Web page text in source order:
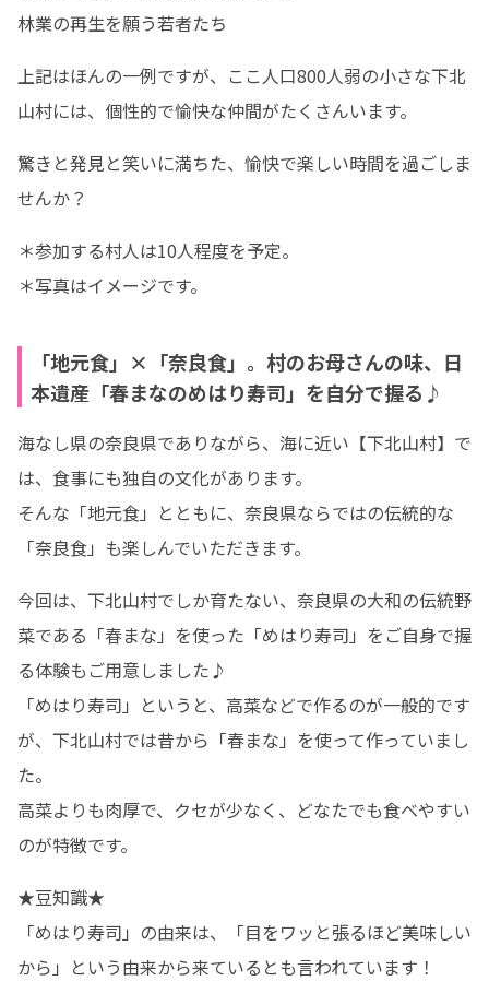
林業の再生を願う若者たち
上記はほんの一例ですが、ここ人口800人弱の小さな下北
山村には、個性的で愉快な仲間がたくさんいます。
驚きと発見と笑いに満ちた、愉快で楽しい時間を過ごしま
せんか？
＊参加する村人は10人程度を予定。
＊写真はイメージです。
「地元食」×「奈良食」。村のお母さんの味、日
本遺産「春まなのめはり寿司」を自分で握る♪
海なし県の奈良県でありながら、海に近い【下北山村】で
は、食事にも独自の文化があります。
そんな「地元食」とともに、奈良県ならではの伝統的な
「奈良食」も楽しんでいただきます。
今回は、下北山村でしか育たない、奈良県の大和の伝統野
菜である「春まな」を使った「めはり寿司」をご自身で握
る体験もご用意しました♪
「めはり寿司」というと、高菜などで作るのが一般的です
が、下北山村では昔から「春まな」を使って作っていまし
た。
高菜よりも肉厚で、クセが少なく、どなたでも食べやすい
のが特徴です。
★豆知識★
「めはり寿司」の由来は、「目をワッと張るほど美味しい
から」という由来から来ているとも言われています！